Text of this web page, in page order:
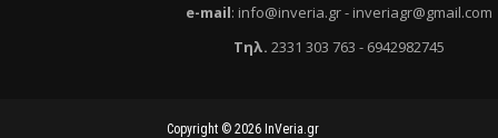
e-mail: info@inveria.gr- inveriagr@gmail.com
Τηλ. 2331 303 763 - 6942982745
Copyright © 2026 InVeria.gr